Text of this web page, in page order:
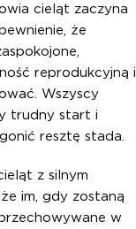
cieląt zaczyna
że
reprodukcyjną i
Wszyscy
trudny start i
resztę stada.
z silnym
im, gdy zostaną
w